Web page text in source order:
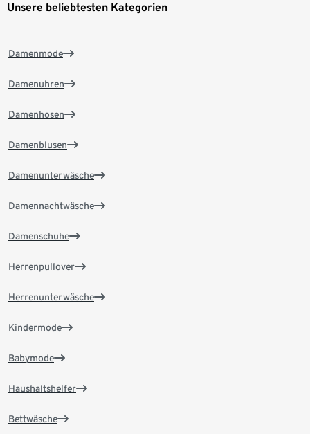
Unsere beliebtesten Kategorien
Damenmode
Damenuhren
Damenhosen
Damenblusen
Damenunterwäsche
Damennachtwäsche
Damenschuhe
Herrenpullover
Herrenunterwäsche
Kindermode
Babymode
Haushaltshelfer
Bettwäsche